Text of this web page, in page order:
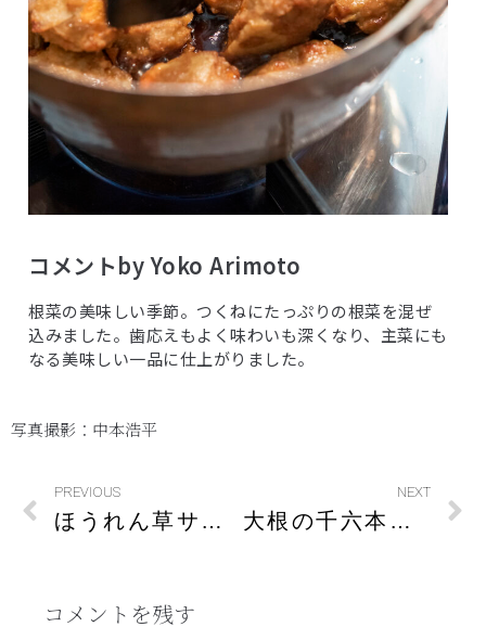
コメントby Yoko Arimoto
根菜の美味しい季節。つくねにたっぷりの根菜を混ぜ
込みました。歯応えもよく味わいも深くなり、主菜にも
なる美味しい一品に仕上がりました。
写真撮影：中本浩平
PREVIOUS
ほうれん草サラダ
NEXT
大根の千六本の味噌汁
コメントを残す